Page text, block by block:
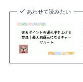
あわせて読みたい